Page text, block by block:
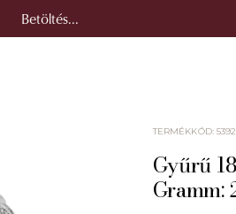
Betöltés...
TERMÉKKÓD:
Gyűrű
Gramm: